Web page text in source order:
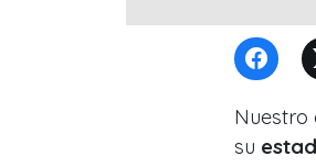
Nuestro
su